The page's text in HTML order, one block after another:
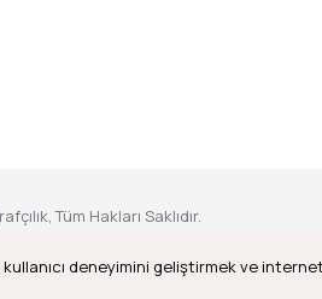
deneyimini geliştirmek ve internet
Tüm Hakları Saklıdır.